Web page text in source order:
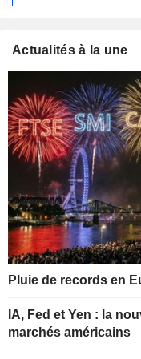
Actualités à la une
Pluie de records en
IA, Fed et Yen : la
marchés américains